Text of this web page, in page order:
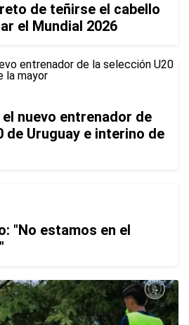
de teñirse el cabello
el Mundial 2026
nuevo entrenador de
de Uruguay e interino de
"No estamos en el